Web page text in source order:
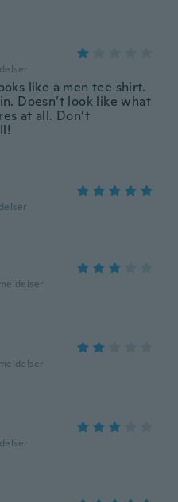
like a men tee shirt.
Doesn’t look like what
at all. Don’t